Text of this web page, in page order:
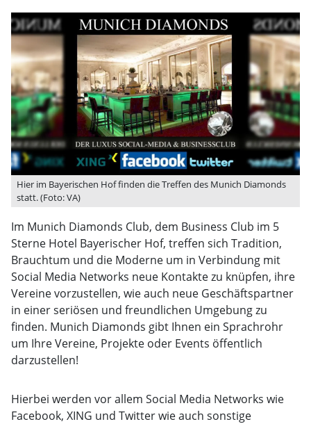
Hier im Bayerischen Hof finden die Treffen des ­Munich Diamonds
statt. (Foto: VA)
Im Munich Diamonds Club, dem Business Club im 5
Sterne Hotel Bayerischer Hof, treffen sich Tradition,
Brauchtum und die Moderne um in Verbindung mit
Social Media Networks neue Kontakte zu knüpfen, ihre
Vereine vorzustellen, wie auch neue Geschäftspartner
in einer seriösen und freundlichen Umgebung zu
finden. Munich Diamonds gibt Ihnen ein Sprachrohr
um Ihre Vereine, Projekte oder Events öffentlich
darzustellen!
Hierbei werden vor allem Social Media Networks wie
Facebook, XING und Twitter wie auch sonstige